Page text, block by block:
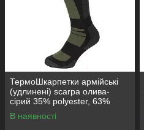
ТермоШкарпетки армійські
(удлинені) scarpa олива-
сірий 35% polyester, 63%
cotton, 2% spandex, оригінал
Італія
В наявності